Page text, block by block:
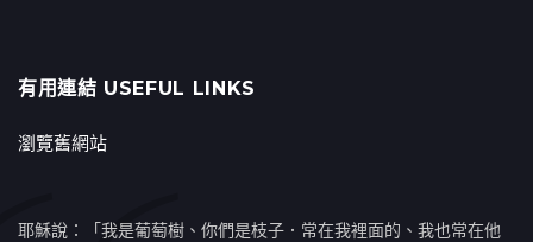
有用連結 USEFUL LINKS
瀏覽舊網站
耶穌說：「我是葡萄樹、你們是枝子．常在我裡面的、我也常在他